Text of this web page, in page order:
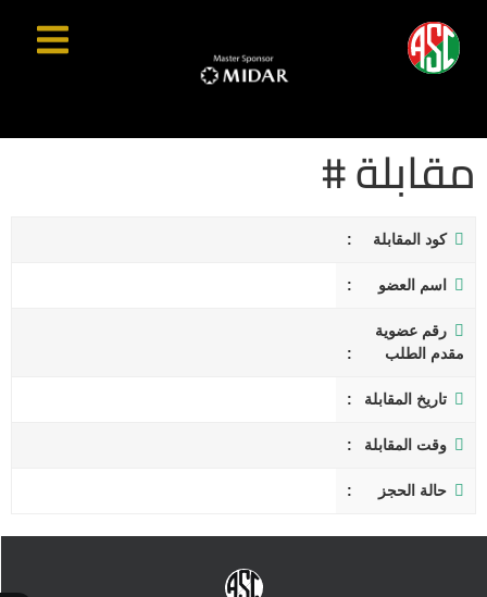
مقابلة #
كود المقابلة
اسم العضو
رقم عضوية
مقدم الطلب
تاريخ المقابلة
وقت المقابلة
حالة الحجز